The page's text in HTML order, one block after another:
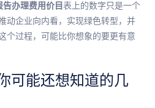
办理费用价目 表上的数字只是一个
动企业向内看，实现绿色转型，并
个过程，可能比你想象的要更有意
可能还想知道的几